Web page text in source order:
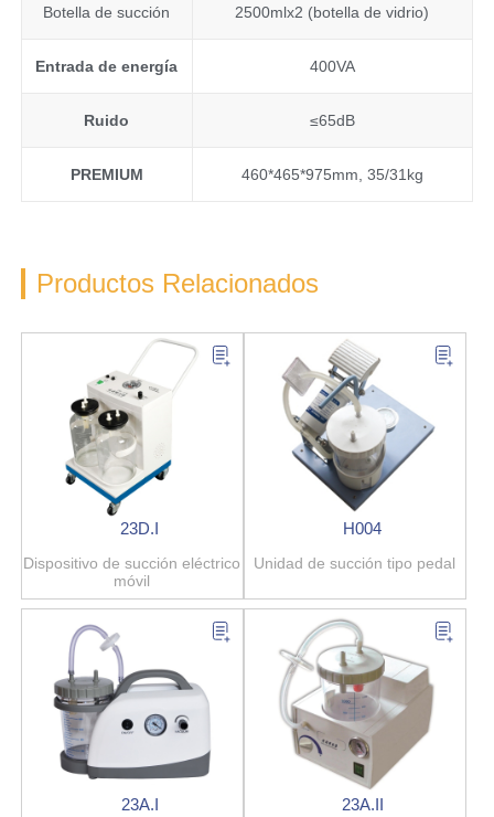
Botella de succión 2500mlx2 (botella de vidrio)
Entrada de energía 400VA
Ruido ≤65dB
PREMIUM 460*465*975mm, 35/31kg
Productos Relacionados
23D.I
Dispositivo de succión eléctrico
móvil
H004
Unidad de succión tipo pedal
23A.I 23A.II